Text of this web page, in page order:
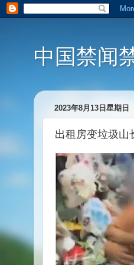
中国禁闻
2023年8月13日星期日
出租房变垃圾山